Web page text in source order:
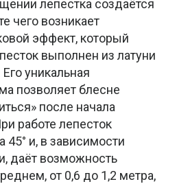
лепестка создаётся
чего возникает
эффект, который
выполнен из латуни
уникальная
позволяет блесне
после начала
работе лепесток
45° и, в зависимости
даёт возможность
от 0,6 до 1,2 метра,